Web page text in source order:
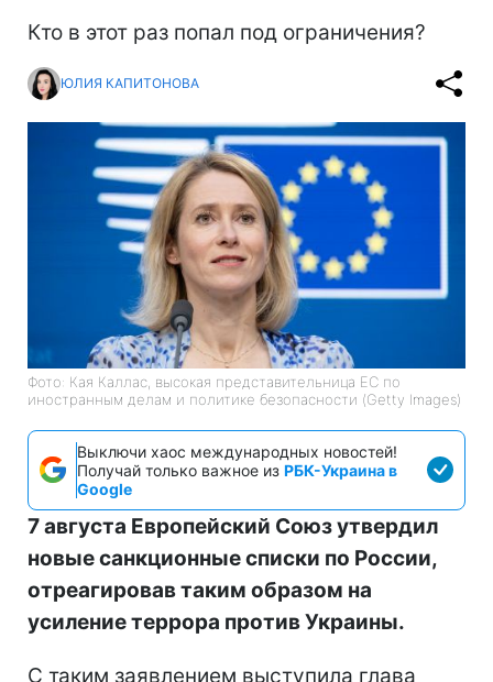
Кто в этот раз попал под ограничения?
ЮЛИЯ КАПИТОНОВА
Фото: Кая Каллас, высокая представительница ЕС по
иностранным делам и политике безопасности (Getty Images)
Выключи хаос международных новостей!
Получай только важное из РБК-Украина в
Google
7 августа Европейский Союз утвердил
новые санкционные списки по России,
отреагировав таким образом на
усиление террора против Украины.
С таким заявлением выступила глава